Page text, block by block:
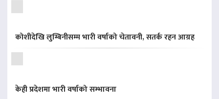
कोशीदेखि लुम्बिनीसम्म भारी वर्षाको चेतावनी, सतर्क रहन आग्रह
केही प्रदेशमा भारी वर्षाको सम्भावना